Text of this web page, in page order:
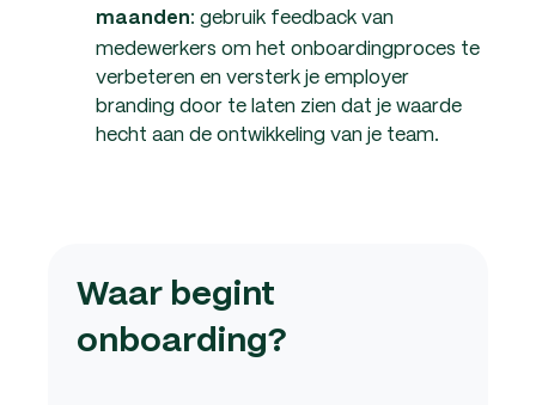
maanden: gebruik feedback van
medewerkers om het onboardingproces te
verbeteren en versterk je employer
branding door te laten zien dat je waarde
hecht aan de ontwikkeling van je team.
Waar begint
onboarding?